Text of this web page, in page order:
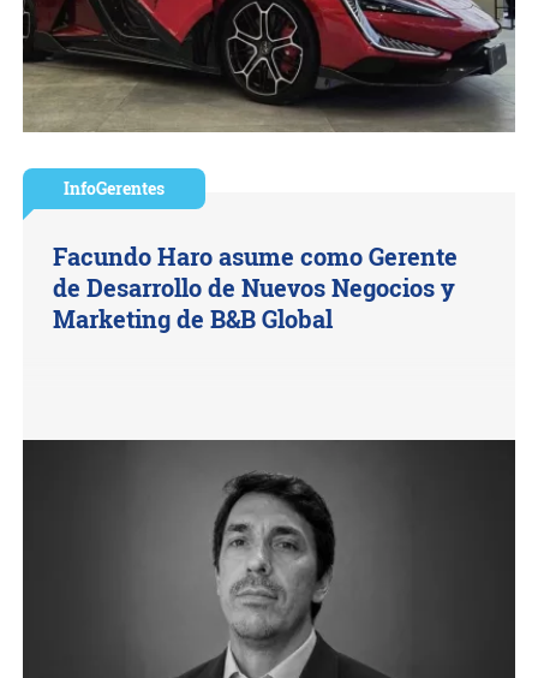
InfoGerentes
Facundo Haro asume como Gerente
de Desarrollo de Nuevos Negocios y
Marketing de B&B Global